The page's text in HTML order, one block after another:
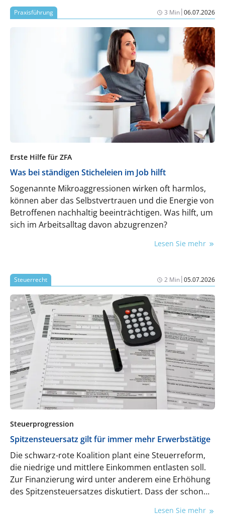
Praxisführung 3 Min|06.07.2026
Erste Hilfe für ZFA
Was bei ständigen Sticheleien im Job hilft
Sogenannte Mikroaggressionen wirken oft harmlos,
können aber das Selbstvertrauen und die Energie von
Betroffenen nachhaltig beeinträchtigen. Was hilft, um
sich im Arbeitsalltag davon abzugrenzen?
Lesen Sie mehr
Steuerrecht 2 Min|05.07.2026
Steuerprogression
Spitzensteuersatz gilt für immer mehr Erwerbstätige
Die schwarz-rote Koalition plant eine Steuerreform,
die niedrige und mittlere Einkommen entlasten soll.
Zur Finanzierung wird unter anderem eine Erhöhung
des Spitzensteuersatzes diskutiert. Dass der schon
Lesen Sie mehr